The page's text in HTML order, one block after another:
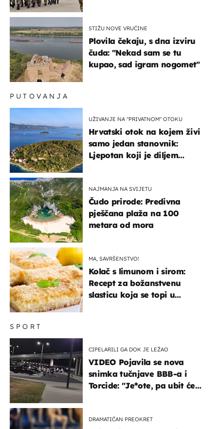
STIŽU NOVE VRUĆINE
Plovila čekaju, s dna izviru
čuda: "Nekad sam se tu
kupao, sad igram nogomet"
SPORT
CIPELARILI GA DOK JE LEŽAO
VIDEO Pojavila se nova
snimka tučnjave BBB-a i
Torcide: "Je*ote, pa ubit će
DRAMATIČAN PREOKRET
PUTOVANJA
UŽIVANJE NA "PRIVATNOM" OTOKU
Hrvatski otok na kojem živi
samo jedan stanovnik:
Ljepotan koji je diljem
NAJMANJA NA SVIJETU
Čudo prirode: Predivna
pješčana plaža na 100
metara od mora
MA, SAVRŠENSTVO!
Kolač s limunom i sirom:
Recept za božanstvenu
slasticu koja se topi u